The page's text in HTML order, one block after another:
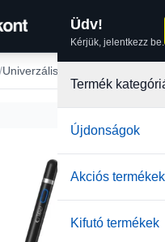
Üdv!
Kérjük, jelentkezz be.
Termék
Újdonságok
Akciós termékek
Kifutó termékek
Univerzális Stylus tollak